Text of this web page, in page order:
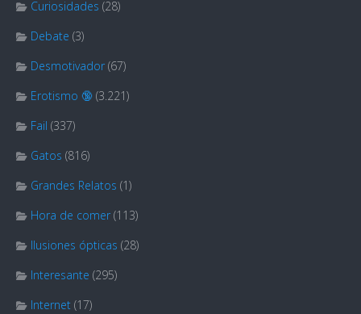
Curiosidades (28)
Debate (3)
Desmotivador (67)
Erotismo 🔞 (3.221)
Fail (337)
Gatos (816)
Grandes Relatos (1)
Hora de comer (113)
Ilusiones ópticas (28)
Interesante (295)
Internet (17)